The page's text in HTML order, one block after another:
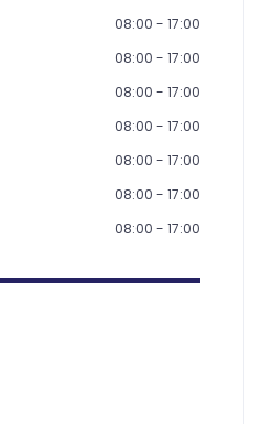
08:00 - 17:00
08:00 - 17:00
08:00 - 17:00
08:00 - 17:00
08:00 - 17:00
08:00 - 17:00
08:00 - 17:00